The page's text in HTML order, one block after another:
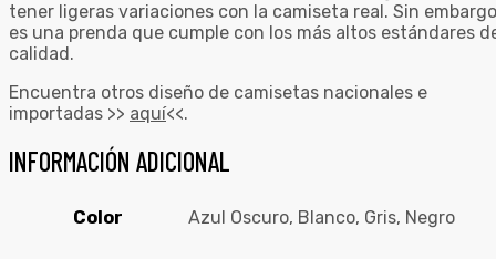
tener ligeras variaciones con la camiseta real. Sin
es una prenda que cumple con los más altos estándares
calidad.
Encuentra otros diseño de camisetas nacionales e
importadas >> aquí<<.
INFORMACIÓN ADICIONAL
Color Azul Oscuro, Blanco, Gris, Negro